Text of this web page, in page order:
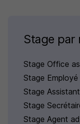
Stage par
Stage Office
Stage
Stage
Stage
Stage Agent